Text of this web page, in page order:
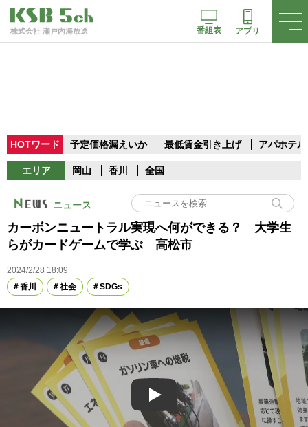
株式会社 瀬戸内海放送 番組表 アプリ
HOTワード 予定価格漏えいか 最低賃金引き上げ アパホテル
エリア 岡山 香川 全国
ニュース
カーボンニュートラル実現へ何ができる？ 大学生
らがカードゲームで学ぶ 高松市
2024/2/28 18:09
香川
社会 SDGs
Play